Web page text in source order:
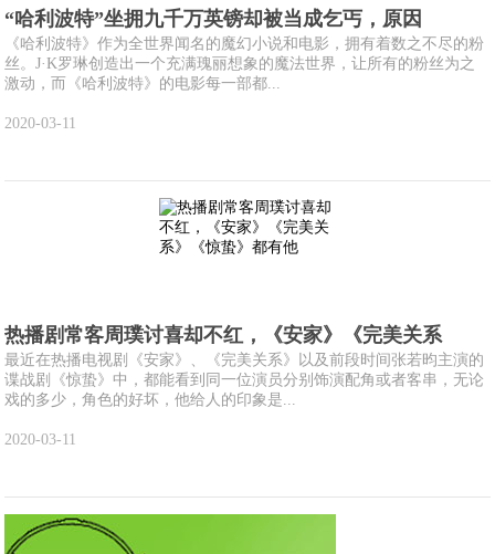
“哈利波特”坐拥九千万英镑却被当成乞丐，原因
《哈利波特》作为全世界闻名的魔幻小说和电影，拥有着数之不尽的粉
丝。J·K罗琳创造出一个充满瑰丽想象的魔法世界，让所有的粉丝为之
激动，而《哈利波特》的电影每一部都...
2020-03-11
热播剧常客周璞讨喜却不红，《安家》《完美关系
最近在热播电视剧《安家》、《完美关系》以及前段时间张若昀主演的
谍战剧《惊蛰》中，都能看到同一位演员分别饰演配角或者客串，无论
戏的多少，角色的好坏，他给人的印象是...
2020-03-11